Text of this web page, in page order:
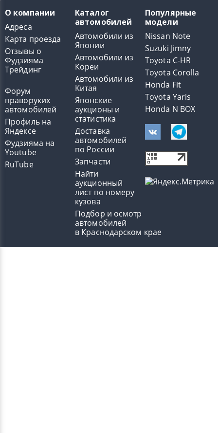
О компании
Адреса
Карта проезда
Отзывы о
Фудзияма
Трейдинг
Форум
праворуких
автомобилей
Профиль на
Яндексе
Фудзияма на
Youtube
RuTube
Каталог
автомобилей
Автомобили из
Японии
Автомобили из
Кореи
Автомобили из
Китая
Японские
аукционы и
статистика
Доставка
автомобилей
по России
Запчасти
Найти
аукционный
лист по номеру
кузова
Подбор и осмотр
автомобилей
в Краснодарском крае
Популярные
модели
Nissan Note
Suzuki Jimny
Toyota C-HR
Toyota Corolla
Honda Fit
Toyota Yaris
Honda N BOX